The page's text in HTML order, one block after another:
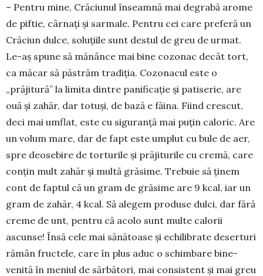
– Pentru mine, Crăciunul înseamnă mai degrabă arome
de piftie, cârnați și sar­male. Pentru cei care preferă un
Crăciun dulce, solu­țiile sunt destul de greu de ur­mat.
Le-aș spune să mănânce mai bine cozonac decât tort,
ca măcar să păstrăm tradiția. Cozo­nacul este o
„prăjitură” la limita dintre pa­ni­­ficație și patiserie, are
ouă și zahăr, dar totuși, de bază e făina. Fiind crescut,
deci mai umflat, este cu siguranță mai pu­țin caloric. Are
un vo­lum mare, dar de fapt este um­plut cu bule de aer,
spre deose­bire de tortu­rile și prăjiturile cu cremă, care
con­țin mult zahăr și multă gră­sime. Tre­buie să ținem
cont de faptul că un gram de grăsime are 9 kcal, iar un
gram de zahăr, 4 kcal. Să ale­gem produse dulci, dar fără
cre­me de unt, pentru că aco­lo sunt multe calorii
ascunse! Însă cele mai sănătoa­se și echilibrate deserturi
rămân fructele, care în plus aduc o schimbare bine-
venită în meniul de sărbători, mai consistent și mai greu